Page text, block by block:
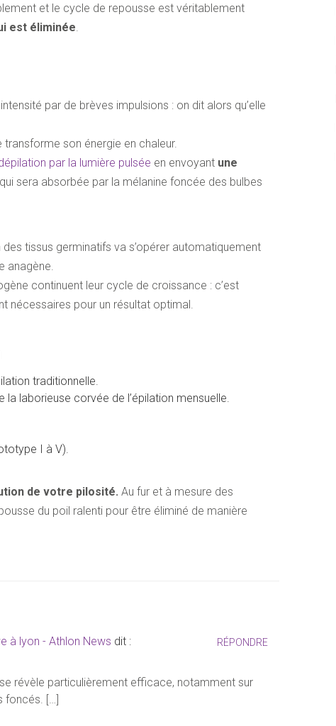
et le cycle de repousse est véritablement
est éliminée
par de brèves impulsions : on dit alors qu’elle
son énergie en chaleur.
par la lumière pulsée en envoyant une
sera absorbée par la mélanine foncée des bulbes
tissus germinatifs va s’opérer automatiquement
anagène.
continuent leur cycle de croissance : c’est
nécessaires pour un résultat optimal.
traditionnelle.
laborieuse corvée de l’épilation mensuelle.
I à V).
de votre pilosité. Au fur et à mesure des
du poil ralenti pour être éliminé de manière
à lyon - Athlon News dit :
révèle particulièrement efficace, notamment sur
foncés. […]
RÉPONDRE
news and updates
digits*